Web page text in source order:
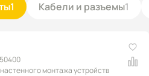
1 Кабели и разъемы1
монтажа устройств